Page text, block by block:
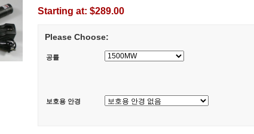
Starting at: $289.00
Please Choose:
공률
보호용 안경